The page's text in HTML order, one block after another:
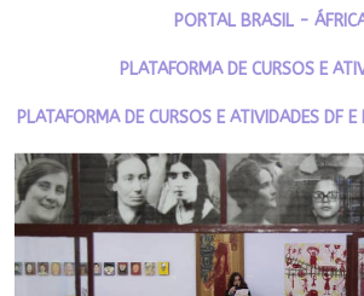
PORTAL BRASIL -
PLATAFORMA DE CURSOS E
PLATAFORMA DE CURSOS E ATIVIDADES DF